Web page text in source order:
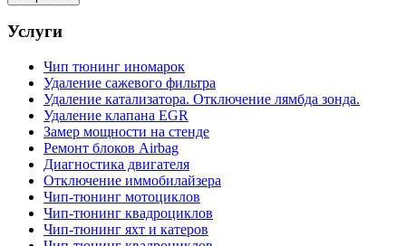
Услуги
Чип тюнинг иномарок
Удаление сажевого фильтра
Удаление катализатора. Отключение лямбда зонда.
Удаление клапана EGR
Замер мощности на стенде
Ремонт блоков Airbag
Диагностика двигателя
Отключение иммобилайзера
Чип-тюнинг мотоциклов
Чип-тюнинг квадроциклов
Чип-тюнинг яхт и катеров